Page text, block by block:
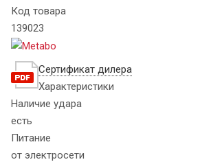
Код товара
139023
Сертификат дилера
Характеристики
Наличие удара
есть
Питание
от электросети